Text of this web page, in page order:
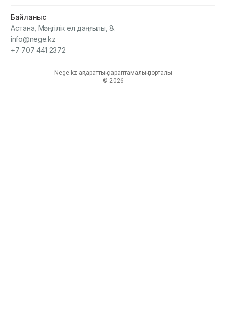
Байланыс
Астана, Мәңгілік ел даңғылы, 8.
info@nege.kz
+7 707 441 2372
Nege.kz ақпараттық-сараптамалық порталы
© 2026